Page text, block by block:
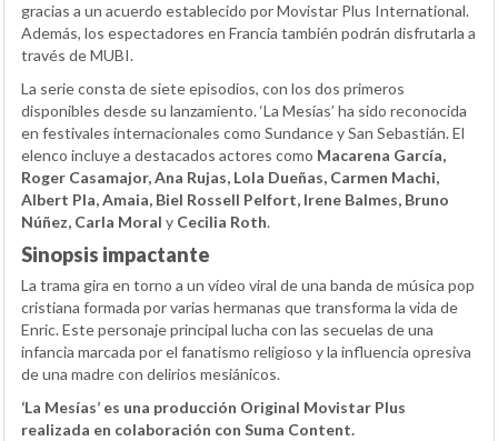
gracias a un acuerdo establecido por Movistar Plus International.
Además, los espectadores en Francia también podrán disfrutarla a
través de MUBI.
La serie consta de siete episodios, con los dos primeros
disponibles desde su lanzamiento. ‘La Mesías’ ha sido reconocida
en festivales internacionales como Sundance y San Sebastián. El
elenco incluye a destacados actores como Macarena García,
Roger Casamajor, Ana Rujas, Lola Dueñas, Carmen Machi,
Albert Pla, Amaia, Biel Rossell Pelfort, Irene Balmes, Bruno
Núñez, Carla Moral y Cecilia Roth.
Sinopsis impactante
La trama gira en torno a un vídeo viral de una banda de música pop
cristiana formada por varias hermanas que transforma la vida de
Enric. Este personaje principal lucha con las secuelas de una
infancia marcada por el fanatismo religioso y la influencia opresiva
de una madre con delirios mesiánicos.
‘La Mesías’ es una producción Original Movistar Plus
realizada en colaboración con Suma Content.